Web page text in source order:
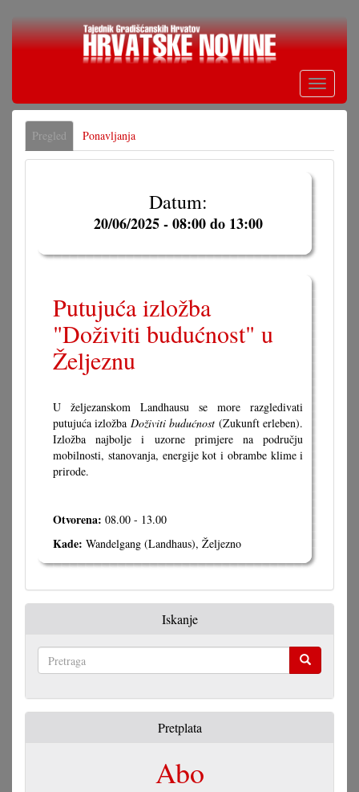
Skoči
Toggle
Primarne
oznake
Pregled (aktivna
oznaka)
Ponavljanja
Datum:
20/06/2025 -08:00do 13:00
Putujuća izložba
"Doživiti budućnost" u
Željeznu
U željezanskom Landhausu se more razgledivati
putujuća izložba Doživiti budućnost (Zukunft erleben).
Izložba najbolje i uzorne primjere na području
mobilnosti, stanovanja, energije kot i obrambe klime i
prirode.
Otvorena: 08.00 - 13.00
Kade: Wandelgang (Landhaus), Željezno
Iskanje
Pretplata
Abo